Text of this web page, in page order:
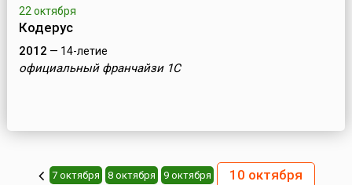
22 октября
Кодерус
2012 — 14-летие
официальный франчайзи 1С
7 октября 8 октября 9 октября 10 октября